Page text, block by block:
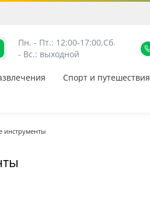
Пн. - Пт.: 12:00-17:00,Сб.
- Вс.: выходной
Спорт и путешествия
инструменты